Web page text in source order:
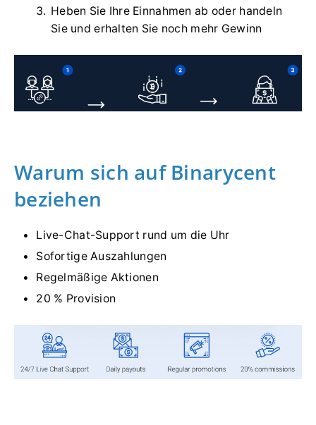
Heben Sie Ihre Einnahmen ab oder handeln
Sie und erhalten Sie noch mehr Gewinn
Warum sich auf Binarycent
beziehen
Live-Chat-Support rund um die Uhr
Sofortige Auszahlungen
Regelmäßige Aktionen
20 % Provision